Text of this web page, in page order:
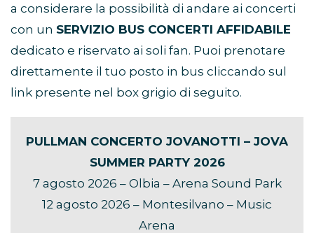
a considerare la possibilità di andare ai concerti
con un SERVIZIO BUS CONCERTI AFFIDABILE
dedicato e riservato ai soli fan. Puoi prenotare
direttamente il tuo posto in bus cliccando sul
link presente nel box grigio di seguito.
PULLMAN CONCERTO JOVANOTTI – JOVA
SUMMER PARTY 2026
7 agosto 2026 – Olbia – Arena Sound Park
12 agosto 2026 – Montesilvano – Music
Arena